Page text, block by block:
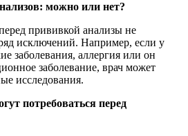
можно или нет?
прививкой анализы не
исключений. Например, если у
заболевания, аллергия или он
заболевание, врач может
исследования.
потребоваться перед